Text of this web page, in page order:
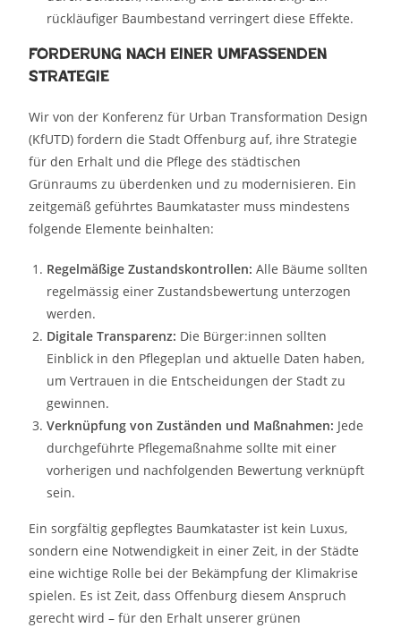
rückläufiger Baumbestand verringert diese Effekte.
Forderung nach einer umfassenden
Strategie
Wir von der Konferenz für Urban Transformation Design
(KfUTD) fordern die Stadt Offenburg auf, ihre Strategie
für den Erhalt und die Pflege des städtischen
Grünraums zu überdenken und zu modernisieren. Ein
zeitgemäß geführtes Baumkataster muss mindestens
folgende Elemente beinhalten:
Regelmäßige Zustandskontrollen: Alle Bäume sollten
regelmässig einer Zustandsbewertung unterzogen
werden.
Digitale Transparenz: Die Bürger:innen sollten
Einblick in den Pflegeplan und aktuelle Daten haben,
um Vertrauen in die Entscheidungen der Stadt zu
gewinnen.
Verknüpfung von Zuständen und Maßnahmen: Jede
durchgeführte Pflegemaßnahme sollte mit einer
vorherigen und nachfolgenden Bewertung verknüpft
sein.
Ein sorgfältig gepflegtes Baumkataster ist kein Luxus,
sondern eine Notwendigkeit in einer Zeit, in der Städte
eine wichtige Rolle bei der Bekämpfung der Klimakrise
spielen. Es ist Zeit, dass Offenburg diesem Anspruch
gerecht wird – für den Erhalt unserer grünen